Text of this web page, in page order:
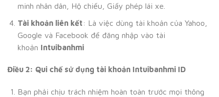
minh nhân dân, Hộ chiếu, Giấy phép lái xe.
Tài khoản liên kết : Là việc dùng tài khoản của Yahoo,
Google và Facebook để đăng nhập vào tài
khoản Intuibanhmi
Điều 2: Qui chế sử dụng tài khoản Intuibanhmi ID
Bạn phải chịu trách nhiệm hoàn toàn trước mọi thông